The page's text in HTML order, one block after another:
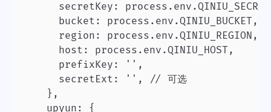
secretKey:
      bucket: process.env.QINIU_BUCKET,
      region: process.env.QINIU_REGION,
      host: process.env.QINIU_HOST,
      prefixKey: '',
      secretExt: '', // 可选
    },
    upyun: {